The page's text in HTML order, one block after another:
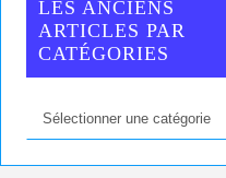
LES ANCIENS
ARTICLES PAR
CATÉGORIES